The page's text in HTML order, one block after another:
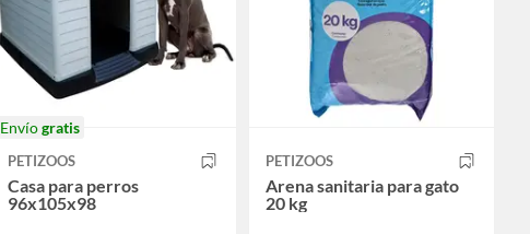
Envíogratis
PETIZOOS
Casa para perros
96x105x98
PETIZOOS
Arena sanitaria para gato
20 kg